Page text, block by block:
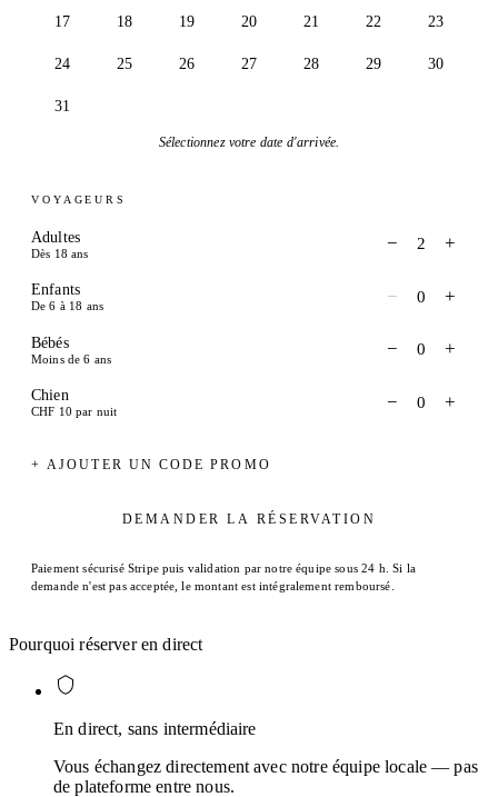
17 18 19 20 21 22 23
24 25 26 27 28 29 30
31
Sélectionnez votre date d'arrivée.
VOYAGEURS
Adultes
Dès 18 ans − 2 +
Enfants
De 6 à 18 ans − 0 +
Bébés
Moins de 6 ans − 0 +
Chien
CHF 10 par nuit − 0 +
+ AJOUTER UN CODE PROMO
DEMANDER LA RÉSERVATION
Paiement sécurisé Stripe puis validation par notre équipe sous 24 h. Si la
demande n'est pas acceptée, le montant est intégralement remboursé.
Pourquoi réserver en direct
En direct, sans intermédiaire
Vous échangez directement avec notre équipe locale — pas
de plateforme entre nous.